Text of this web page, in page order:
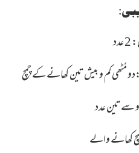
مُٹھی کم و بیش تین کھانے کے چمچ
سے تین عدد
کھانے والے